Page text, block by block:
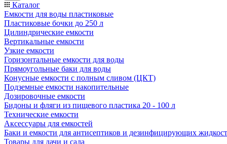
Каталог
Емкости для воды пластиковые
Пластиковые бочки до 250 л
Цилиндрические емкости
Вертикальные емкости
Узкие емкости
Горизонтальные емкости для воды
Прямоугольные баки для воды
Конусные емкости с полным сливом (ЦКТ)
Подземные емкости накопительные
Дозировочные емкости
Бидоны и фляги из пищевого пластика 20 - 100 л
Технические емкости
Аксессуары для емкостей
Баки и емкости для антисептиков и дезинфицирующих
Товары для дачи и сада